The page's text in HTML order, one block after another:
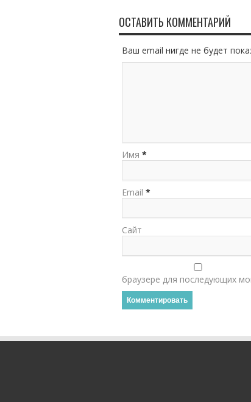
ОСТАВИТЬ КОММЕНТАРИЙ
Ваш email нигде не будет
Имя *
Email *
Сайт
браузере для последующих